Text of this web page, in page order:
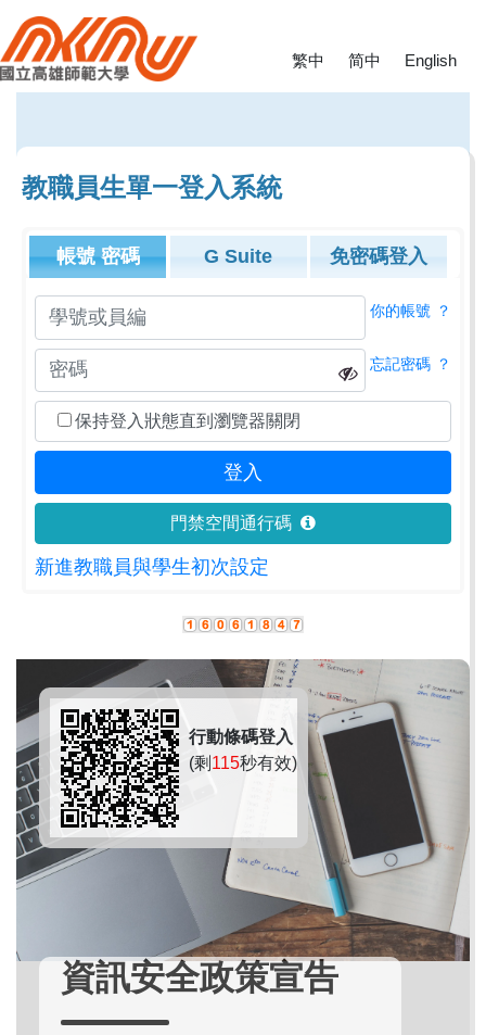
繁中 简中 English
教職員生單一登入系統
帳號 密碼 G Suite 免密碼登入
你的帳號 ？
忘記密碼 ？
保持登入狀態直到瀏覽器關閉
門禁空間通行碼
新進教職員與學生初次設定
行動條碼登入
(剩 115秒有效)
資訊安全政策宣告